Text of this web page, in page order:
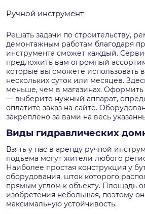
Ручной инструмент
Решать задачи по строительству,
демонтажным работам благодаря
инструмента сможет каждый.
предложить вам огромный
которые вы сможете использовать
нескольких суток или месяцев.
меньше, чем в магазинах. Оформить
— выберите нужный аппарат,
оплатите заказ на сайте.
закреплено за вами на весь
Виды гидравлических
Взять у нас в аренду ручной
подъема могут жители любого
Наиболее простая конструкция у
оборудования, шток которого
прямым углом к объекту. Площадь
изобретения небольшая, поэтому
максимальную устойчивость.